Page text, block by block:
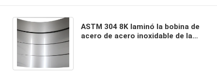
ASTM 304 8K laminó la bobina de
acero de acero inoxidable de la